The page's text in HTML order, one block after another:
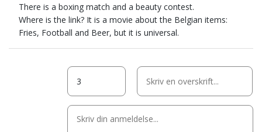
There is a boxing match and a beauty contest.
Where is the link? It is a movie about the Belgian items:
Fries, Football and Beer, but it is universal.